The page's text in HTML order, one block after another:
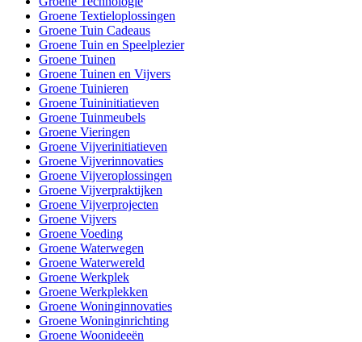
Groene Textieloplossingen
Groene Tuin Cadeaus
Groene Tuin en Speelplezier
Groene Tuinen
Groene Tuinen en Vijvers
Groene Tuinieren
Groene Tuininitiatieven
Groene Tuinmeubels
Groene Vieringen
Groene Vijverinitiatieven
Groene Vijverinnovaties
Groene Vijveroplossingen
Groene Vijverpraktijken
Groene Vijverprojecten
Groene Vijvers
Groene Voeding
Groene Waterwegen
Groene Waterwereld
Groene Werkplek
Groene Werkplekken
Groene Woninginnovaties
Groene Woninginrichting
Groene Woonideeën